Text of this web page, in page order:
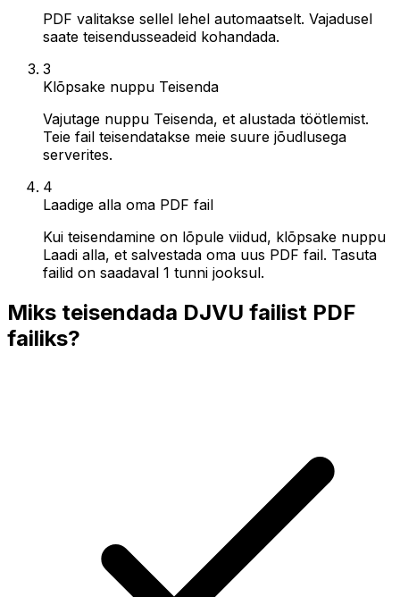
PDF valitakse sellel lehel automaatselt. Vajadusel
saate teisendusseadeid kohandada.
3
Klõpsake nuppu Teisenda
Vajutage nuppu Teisenda, et alustada töötlemist.
Teie fail teisendatakse meie suure jõudlusega
serverites.
4
Laadige alla oma PDF fail
Kui teisendamine on lõpule viidud, klõpsake nuppu
Laadi alla, et salvestada oma uus PDF fail. Tasuta
failid on saadaval 1 tunni jooksul.
Miks teisendada DJVU failist PDF
failiks?